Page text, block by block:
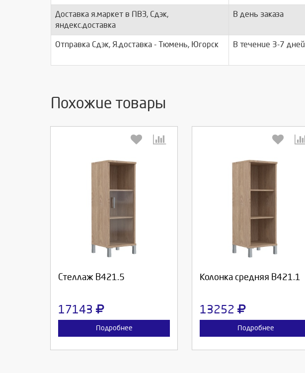
Доставка я.маркет в ПВЗ, Сдэк,
яндекс.доставка
В день заказа
Отправка Сдэк, Я.доставка - Тюмень, Югорск В течение 3-7 дней
Похожие товары
Стеллаж В421.5
17143
Подробнее
Продолжить
Колонка средняя В421.1
13252
Подробнее
Продолжить